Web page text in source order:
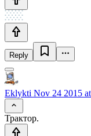
Reply
Eklykti Nov 24 2015
Трактор.